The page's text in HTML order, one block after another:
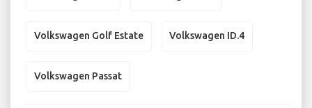
Volkswagen Golf Estate Volkswagen ID.4
Volkswagen Passat